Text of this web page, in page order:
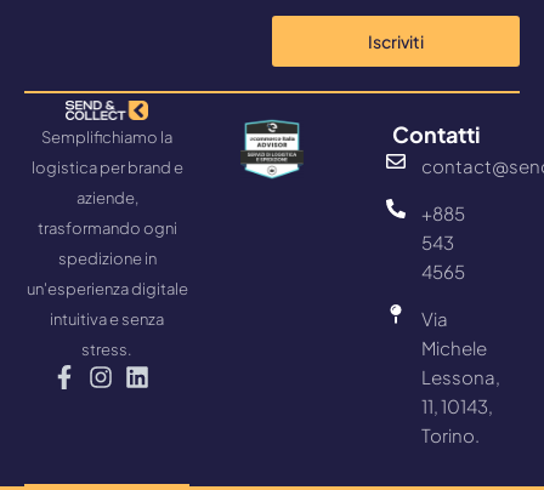
Iscriviti
Semplifichiamo la
logistica per brand e
aziende,
trasformando ogni
spedizione in
un'esperienza digitale
intuitiva e senza
stress.
Contatti
+885
543
4565
Via
Michele
Lessona,
11, 10143,
Torino.